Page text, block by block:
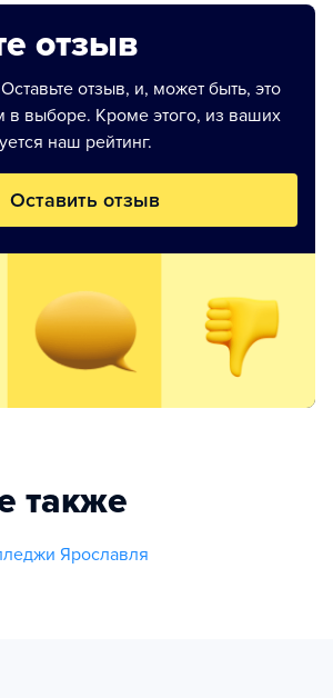
отзыв
отзыв, и, может быть, это
в выборе. Кроме этого, из ваших
наш рейтинг.
Оставить отзыв
также
Ярославля